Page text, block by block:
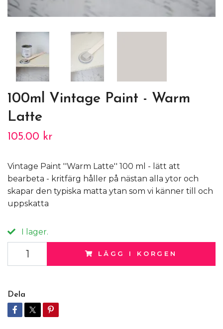
100ml Vintage Paint - Warm
Latte
105.00 kr
Vintage Paint ''Warm Latte'' 100 ml - lätt att
bearbeta - kritfärg håller på nästan alla ytor och
skapar den typiska matta ytan som vi känner till och
uppskatta
I lager.
LÄGG I KORGEN
Dela